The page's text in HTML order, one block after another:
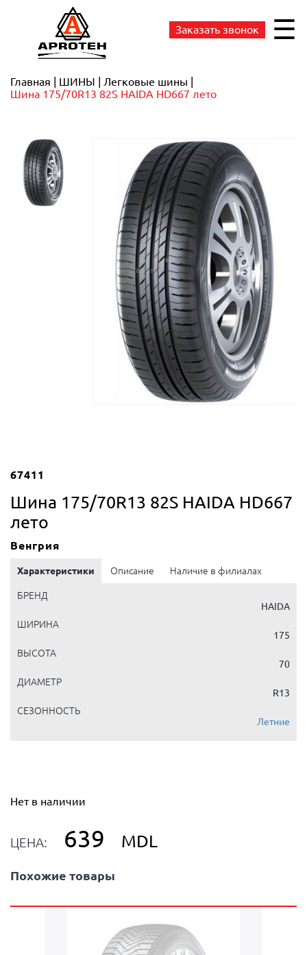
Заказать звонок ☰
Главная ШИНЫ
Легковые шины
Шина 175/70R13 82S HAIDA HD667 лето
67411
Шина 175/70R13 82S HAIDA HD667
лето
Венгрия
Характеристики Описание Наличие в филиалах
БРЕНД
HAIDA
ШИРИНА
175
ВЫСОТА
70
ДИАМЕТР
R13
СЕЗОННОСТЬ
Летние
Нет в наличии
ЦЕНА: 639 MDL
Похожие товары